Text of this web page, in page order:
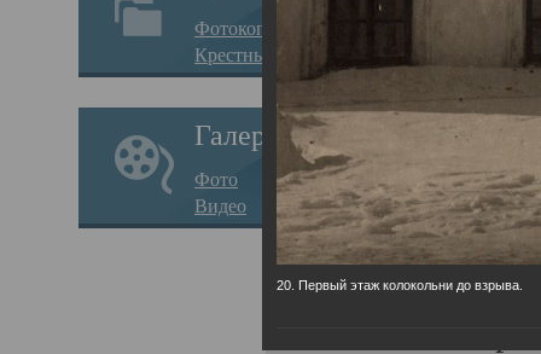
Фотокопии дел
Крестные ходы
Галерея
Фото
Видео
20. Первый этаж колокольни до взрыва.